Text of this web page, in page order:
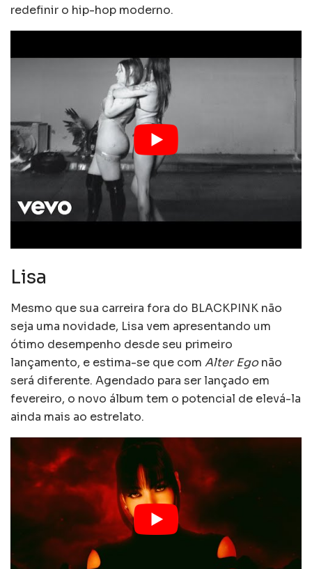
redefinir o hip-hop moderno.
Lisa
Mesmo que sua carreira fora do BLACKPINK não
seja uma novidade, Lisa vem apresentando um
ótimo desempenho desde seu primeiro
lançamento, e estima-se que com Alter Egonão
será diferente. Agendado para ser lançado em
fevereiro, o novo álbum tem o potencial de elevá-la
ainda mais ao estrelato.